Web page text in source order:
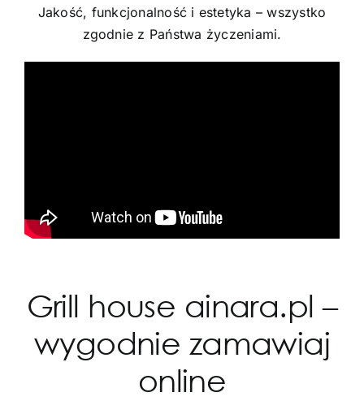
Jakość, funkcjonalność i estetyka – wszystko
zgodnie z Państwa życzeniami.
Grill house ainara.pl –
wygodnie zamawiaj
online